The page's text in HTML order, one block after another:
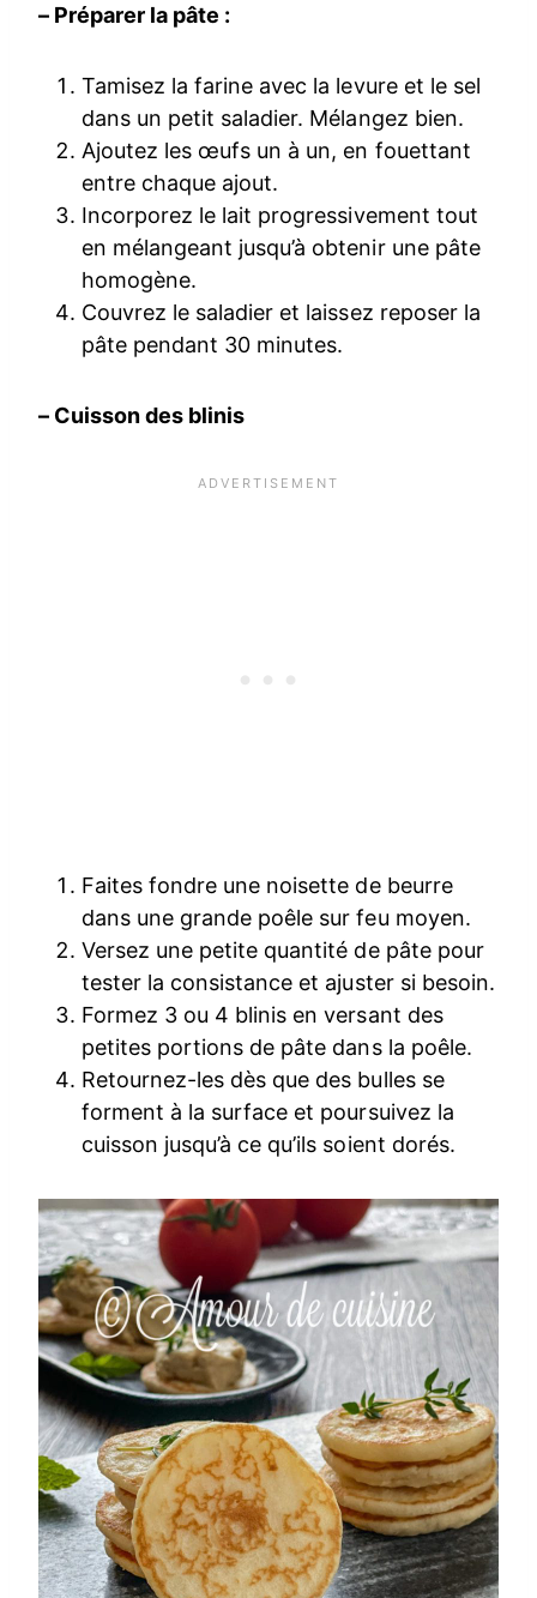
– Préparer la pâte :
Tamisez la farine avec la levure et le sel
dans un petit saladier. Mélangez bien.
Ajoutez les œufs un à un, en fouettant
entre chaque ajout.
Incorporez le lait progressivement tout
en mélangeant jusqu’à obtenir une pâte
homogène.
Couvrez le saladier et laissez reposer la
pâte pendant 30 minutes.
– Cuisson des blinis
Faites fondre une noisette de beurre
dans une grande poêle sur feu moyen.
Versez une petite quantité de pâte pour
tester la consistance et ajuster si besoin.
Formez 3 ou 4 blinis en versant des
petites portions de pâte dans la poêle.
Retournez-les dès que des bulles se
forment à la surface et poursuivez la
cuisson jusqu’à ce qu’ils soient dorés.